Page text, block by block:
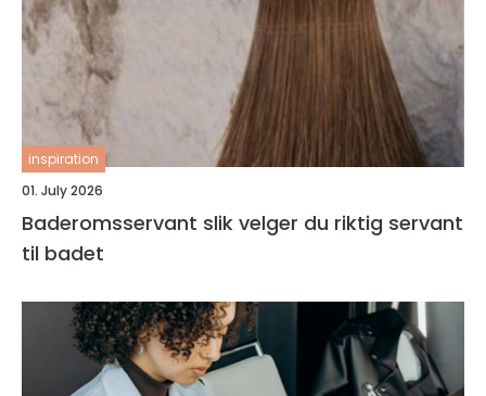
inspiration
01. July 2026
Baderomsservant slik velger du riktig servant
til badet